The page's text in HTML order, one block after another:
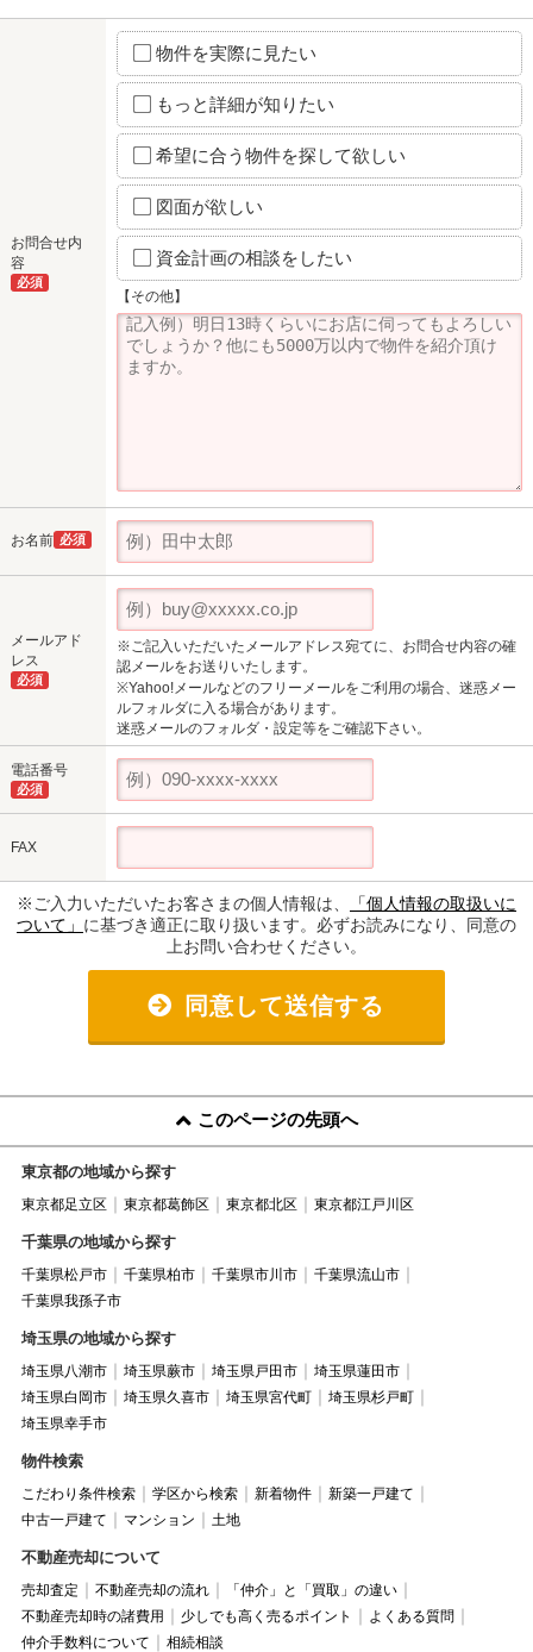
お問合せ内
容
必須
物件を実際に見たい
もっと詳細が知りたい
希望に合う物件を探して欲しい
図面が欲しい
資金計画の相談をしたい
【その他】
お名前 必須
メールアド
レス
必須
※ご記入いただいたメールアドレス宛てに、お問合せ内容の確
認メールをお送りいたします。
※Yahoo!メールなどのフリーメールをご利用の場合、迷惑メー
ルフォルダに入る場合があります。
迷惑メールのフォルダ・設定等をご確認下さい。
電話番号
必須
FAX
※ご入力いただいたお客さまの個人情報は、
「個人情報の取扱いに
ついて」 に基づき適正に取り扱います。必ずお読みになり、同意の
上お問い合わせください。
同意して送信する
このページの先頭へ
東京都の地域から探す
東京都足立区 東京都葛飾区 東京都北区 東京都江戸川区
千葉県の地域から探す
千葉県松戸市 千葉県柏市 千葉県市川市
千葉県流山市
千葉県我孫子市
埼玉県の地域から探す
埼玉県八潮市 埼玉県蕨市 埼玉県戸田市
埼玉県蓮田市
埼玉県白岡市
埼玉県久喜市 埼玉県宮代町
埼玉県杉戸町
埼玉県幸手市
物件検索
こだわり条件検索 学区から検索 新着物件
新築一戸建て
中古一戸建て
マンション 土地
不動産売却について
売却査定 不動産売却の流れ
「仲介」と「買取」の違い
不動産売却時の諸費用
少しでも高く売るポイント
よくある質問
仲介手数料について
相続相談